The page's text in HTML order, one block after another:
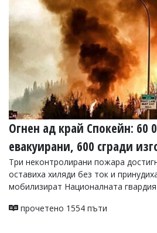
Огнен ад край Спокейн: 60
евакуирани, 600 сгради
Три неконтролирани пожара
оставиха хиляди без ток и
мобилизират Националната гвардия
прочетено 1554 пъти